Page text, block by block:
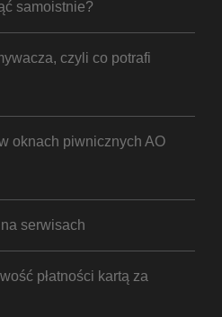
samoistnie?
czyli co potrafi
oknach piwnicznych AO
serwisach
płatności kartą za